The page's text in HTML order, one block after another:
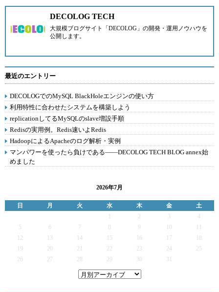
DECOLOG TECH
大規模ブログサイト「DECOLOG」の開発・運用ノウハウを
公開します。
最近のエントリー
DECOLOGでのMySQL BlackHoleエンジンの使い方
利用特性に合わせたシステムを構築しよう
replicationしてるMySQLのslave増設手順
Redisの実用例。Redis速いよRedis
HadoopによるApacheのログ解析・実例
マンパワーを使ったら負けである――DECOLOG TECH BLOG annex始
めました
2026年7月
日 月 火 水 木 金
土
2 3
4
5
6 7 9
12
13 14 15 16 17
19
20 21 22 23 24
25
26
27 28 29 30 31